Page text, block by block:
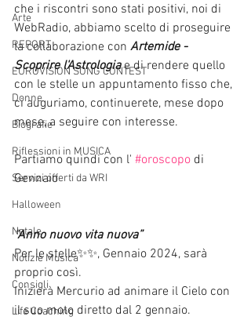
Arte
REPORT
EUROVISION SONG CONTEST
Donne
Biografie
Riflessioni in MUSICA
Servizi offerti da WRI
Halloween
Natale
Notizie Musica
Consigli
Life Coaching
che i riscontri sono stati positivi, noi di
WebRadio, abbiamo scelto di proseguire
la collaborazione con Artemide -
Scoprire l'Astrologia e di rendere quello
con le stelle un appuntamento fisso che,
ci auguriamo, continuerete, mese dopo
mese, a seguire con interesse.
Partiamo quindi con l' #oroscopo di
Gennaio
“Anno nuovo vita nuova”
Per le stelle✨✨, Gennaio 2024, sarà
proprio così.
Inizierà Mercurio ad animare il Cielo con
il suo moto diretto dal 2 gennaio.